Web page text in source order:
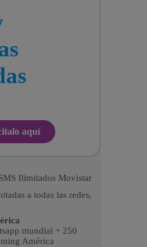
aquí
Ilimitados Movistar
a todas las redes,
mundial + 250
América